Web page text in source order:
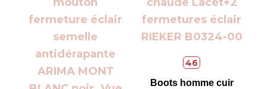
46
Boots homme cuir